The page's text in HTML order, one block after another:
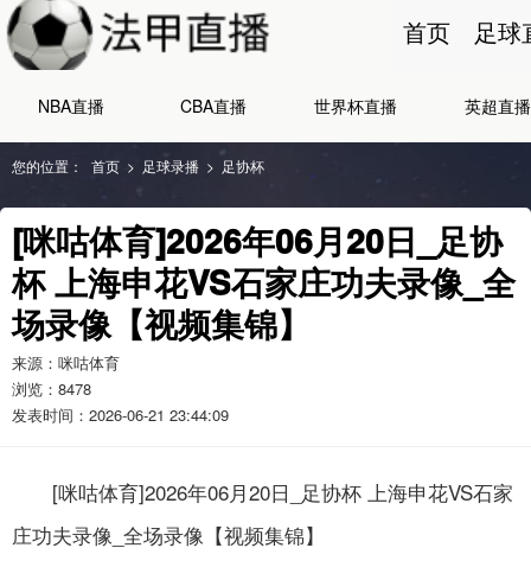
首页 足球
NBA直播 CBA直播 世界杯直播 英超直播
您的位置： 首页 > 足球录播 > 足协杯
[咪咕体育]2026年06月20日_足协
杯 上海申花VS石家庄功夫录像_全
场录像【视频集锦】
来源：咪咕体育
浏览： 8478
发表时间：2026-06-21 23:44:09
[咪咕体育]2026年06月20日_足协杯 上海申花VS石家
庄功夫录像_全场录像【视频集锦】